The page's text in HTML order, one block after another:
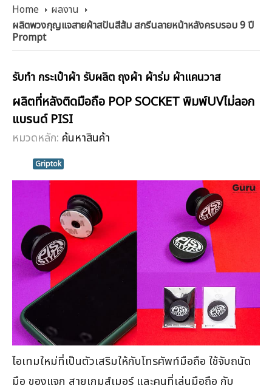
Home
ผลงาน
ผลิตพวงกุญแจสายผ้าสปันสีส้ม สกรีนลายหน้าหลังครบรอบ 9 ปี
Prompt
รับทำ กระเป๋าผ้า รับผลิต ถุงผ้า ผ้าร่ม ผ้าแคนวาส
ผลิตที่หลังติดมือถือ POP SOCKET พิมพ์UVไม่ลอก
แบรนด์ PISI
หมวดหลัก: ค้นหาสินค้า
Griptok
ไอเทมใหม่ที่เป็นตัวเสริมให้กับโทรศัพท์มือถือ ใช้จับถนัด
มือ ของแจก สายเกมส์เมอร์ และคนที่เล่นมือถือ กับ